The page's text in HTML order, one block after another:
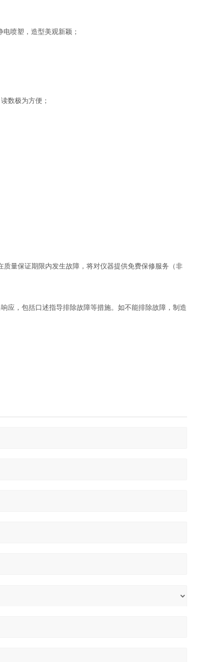
喷塑，造型美观新颖；
数极为方便；
量保证期限内发生故障，将对仪器提供免费保修服务（非
应，包括口述指导排除故障等措施。如不能排除故障，制造